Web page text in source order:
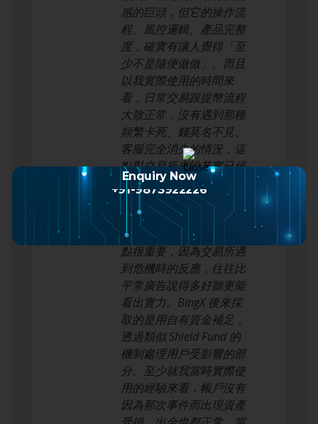
感的巨頭，但它的操作流
程、風控邏輯、產品完整
度，確實有讓人覺得「至
少不是隨便做做」。而且
以我實際使用的時間來
看，日常交易跟提幣流程
大致正常，沒有遇到那種
頻繁卡死、錢莫名不見、
客服完全消失的情況，這
點對交易所來說其實已經
很重要了。
那次事件讓我比較在意
的，不只是被盜本身，而
是平台後續怎麼處理。這
點很重要，因為交易所遇
到危機時的反應，往往比
平常廣告說得多好聽更能
看出實力。BingX 後來採
取的是用自有資金補足，
透過類似 Shield Fund 的
機制處理用戶受影響的部
分。至少就我當時實際使
用的經驗來看，帳戶沒有
因為那次事件而出現資產
Enquiry Now
+91-9873922226